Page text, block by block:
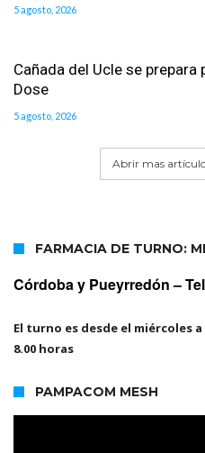
5 agosto, 2026
Cañada del Ucle se prepara
Dose
5 agosto, 2026
Abrir mas
FARMACIA DE TURNO:
Córdoba y Pueyrredón –
El turno es desde el miércoles
8.00 horas
PAMPACOM MESH